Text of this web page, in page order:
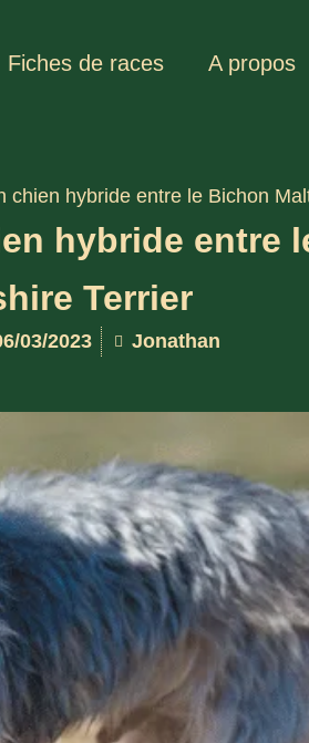
Fiches de races A propos
chien hybride entre le Bichon
hybride entre
Terrier
03/2023 Jonathan